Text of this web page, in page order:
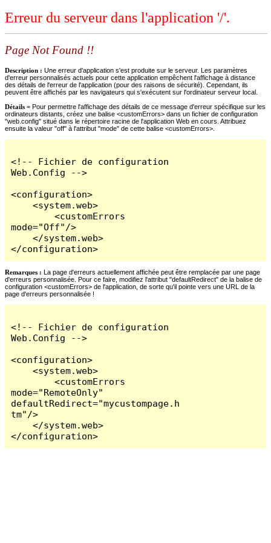
Erreur du serveur dans l'application '/'.
Page Not Found !!
Description : Une erreur d'application s'est produite sur le serveur. Les paramètres
d'erreur personnalisés actuels pour cette application empêchent l'affichage à distance
des détails de l'erreur de l'application (pour des raisons de sécurité). Cependant, ils
peuvent être affichés par les navigateurs qui s'exécutent sur l'ordinateur serveur local.
Détails = Pour permettre l'affichage des détails de ce message d'erreur spécifique sur les
ordinateurs distants, créez une balise <customErrors> dans un fichier de configuration
"web.config" situé dans le répertoire racine de l'application Web en cours. Attribuez
ensuite la valeur "off" à l'attribut "mode" de cette balise <customErrors>.
<!-- Fichier de configuration
Web.Config -->
<configuration>
    <system.web>
        <customErrors
mode="Off"/>
    </system.web>
</configuration>
Remarques : La page d'erreurs actuellement affichée peut être remplacée par une page
d'erreurs personnalisée. Pour ce faire, modifiez l'attribut "defaultRedirect" de la balise de
configuration <customErrors> de l'application, de sorte qu'il pointe vers une URL de la
page d'erreurs personnalisée !
<!-- Fichier de configuration
Web.Config -->
<configuration>
    <system.web>
        <customErrors
mode="RemoteOnly"
defaultRedirect="mycustompage.h
tm"/>
    </system.web>
</configuration>